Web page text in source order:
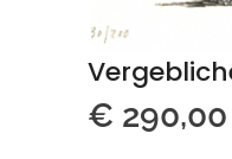
€ 290,00